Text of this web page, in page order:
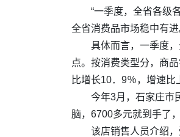
“一季度，全省各级
全省消费品市场稳中有进
具体而言，一季度
点。按消费类型分，商
比增长10．9％，增速比
今年3月，石家庄市
脑，6700多元就到手了
该店销售人员介绍